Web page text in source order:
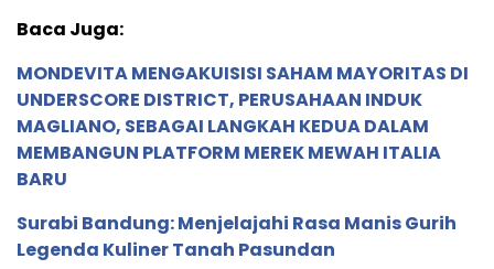
Baca Juga:
MONDEVITA MENGAKUISISI SAHAM MAYORITAS DI
UNDERSCORE DISTRICT, PERUSAHAAN INDUK
MAGLIANO, SEBAGAI LANGKAH KEDUA DALAM
MEMBANGUN PLATFORM MEREK MEWAH ITALIA
BARU
Surabi Bandung: Menjelajahi Rasa Manis Gurih
Legenda Kuliner Tanah Pasundan